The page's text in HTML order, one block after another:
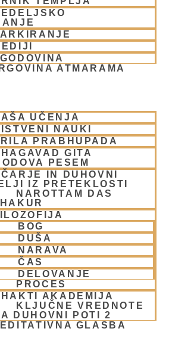
ATMARAMA
UČENJA
NAUKI
PRABHUPADA
GITA
PESEM
IN DUHOVNI
IZ PRETEKLOSTI
NAROTTAM DAS
BOG
DUŠA
NARAVA
ČAS
DELOVANJE
PROCES
AKADEMIJA
KLJUČNE VREDNOTE
DUHOVNI POTI 2
GLASBA
Mini
Hare Krišna
27, 1000